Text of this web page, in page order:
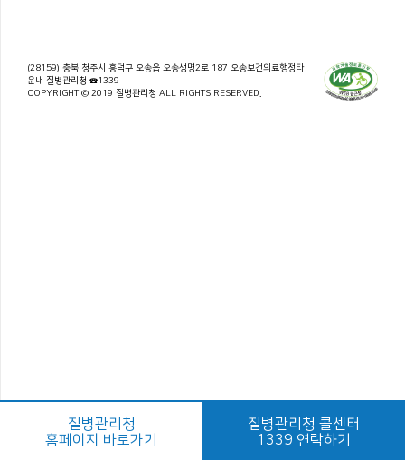
(28159) 충북 청주시 흥덕구 오송읍 오송생명2로 187 오송보건의료행정타
운내 질병관리청 ☎1339
COPYRIGHT © 2019 질병관리청 ALL RIGHTS RESERVED.
질병관리청
홈페이지 바로가기
질병관리청 콜센터
1339 연락하기